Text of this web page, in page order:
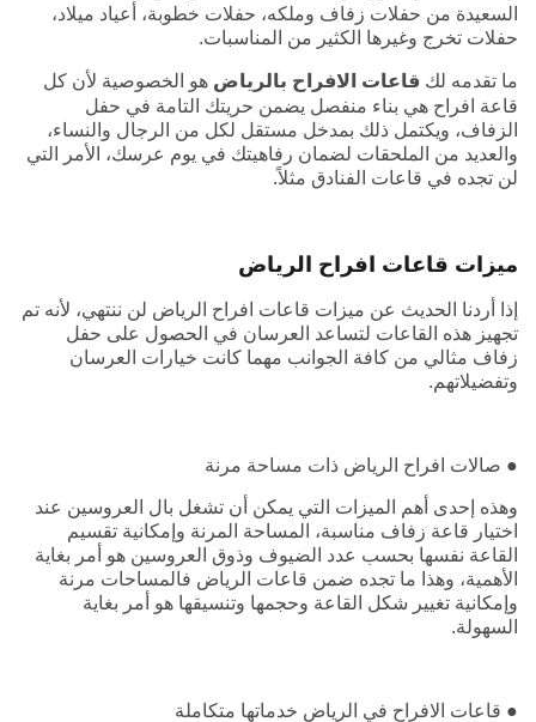
السعيدة من حفلات زفاف وملكه، حفلات خطوبة، أعياد ميلاد،
حفلات تخرج وغيرها الكثير من المناسبات.
ما تقدمه لك قاعات الافراح بالرياض هو الخصوصية لأن كل
قاعة افراح هي بناء منفصل يضمن حريتك التامة في حفل
الزفاف، ويكتمل ذلك بمدخل مستقل لكل من الرجال والنساء،
والعديد من الملحقات لضمان رفاهيتك في يوم عرسك، الأمر التي
لن تجده في قاعات الفنادق مثلاً.
ميزات قاعات افراح الرياض
إذا أردنا الحديث عن ميزات قاعات افراح الرياض لن ننتهي، لأنه تم
تجهيز هذه القاعات لتساعد العرسان في الحصول على حفل
زفاف مثالي من كافة الجوانب مهما كانت خيارات العرسان
وتفضيلاتهم.
● صالات افراح الرياض ذات مساحة مرنة
وهذه إحدى أهم الميزات التي يمكن أن تشغل بال العروسين عند
اختيار قاعة زفاف مناسبة، المساحة المرنة وإمكانية تقسيم
القاعة نفسها بحسب عدد الضيوف وذوق العروسين هو أمر بغاية
الأهمية، وهذا ما تجده ضمن قاعات الرياض فالمساحات مرنة
وإمكانية تغيير شكل القاعة وحجمها وتنسيقها هو أمر بغاية
السهولة.
● قاعات الافراح في الرياض خدماتها متكاملة